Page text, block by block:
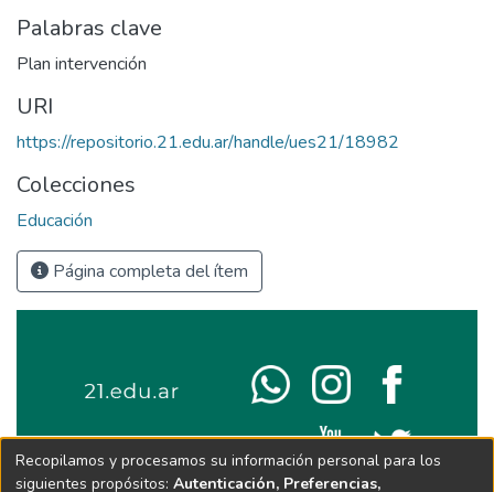
Palabras clave
Plan intervención
URI
https://repositorio.21.edu.ar/handle/ues21/18982
Colecciones
Educación
Página completa del ítem
Recopilamos y procesamos su información personal para los
siguientes propósitos: Autenticación, Preferencias,